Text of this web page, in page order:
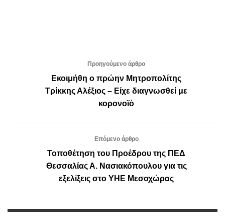
Προηγούμενο άρθρο
Εκοιμήθη ο πρώην Μητροπολίτης
Τρίκκης Αλέξιος – Είχε διαγνωσθεί με
κορονοϊό
Επόμενο άρθρο
Τοποθέτηση του Προέδρου της ΠΕΔ
Θεσσαλίας Α. Νασιακόπουλου για τις
εξελίξεις στο ΥΗΕ Μεσοχώρας